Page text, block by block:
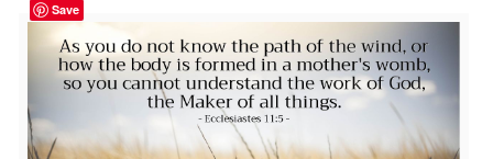
Save